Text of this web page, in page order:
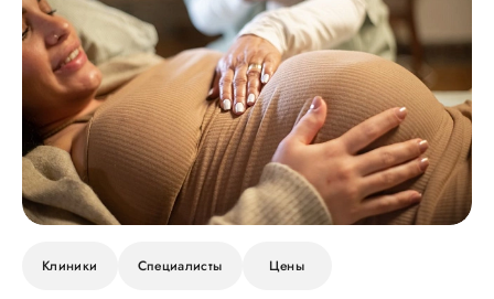
Клиники Специалисты Цены